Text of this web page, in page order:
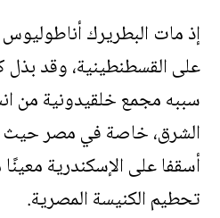
إذ مات البطريرك
على القسطنطينية، وقد بذل
سببه مجمع خلقيدونية من
الشرق، خاصة في مصر حيث
أسقفا على الإسكندرية
تحطيم الكنيسة المصرية.